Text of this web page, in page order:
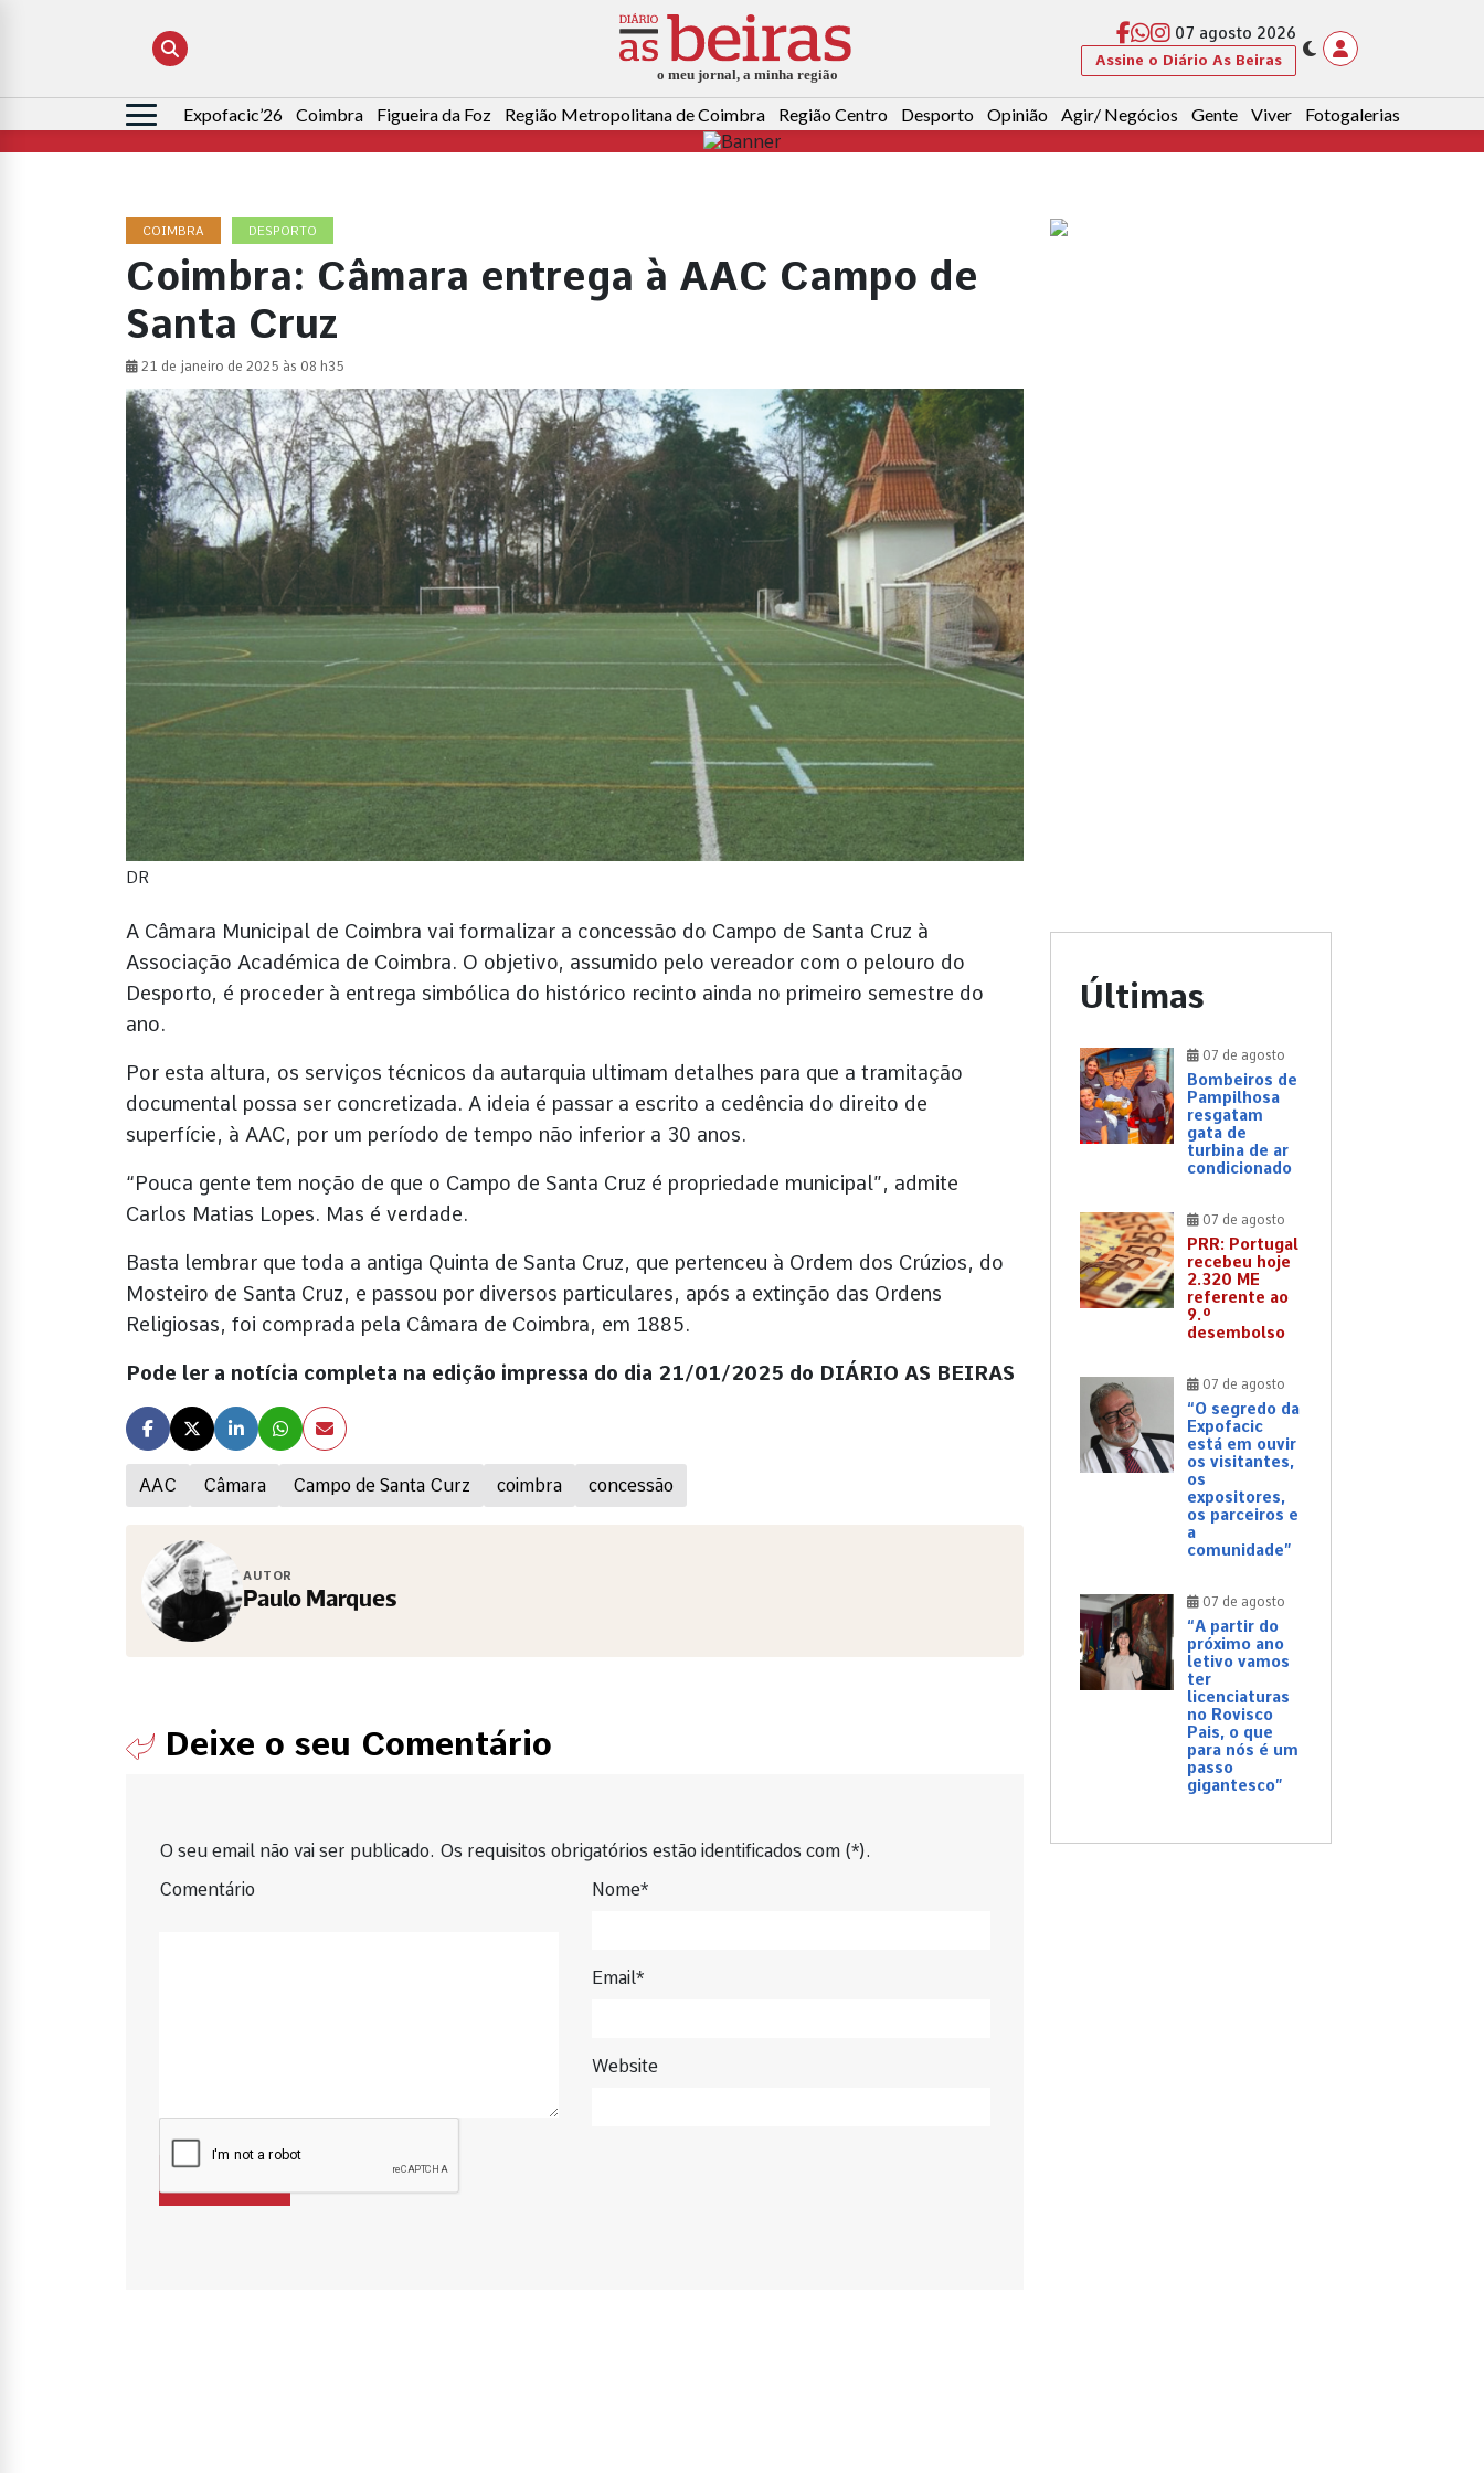
07 agosto 2026
Assine o Diário As Beiras
Pesquisar
por:
Expofacic’26 Coimbra Figueira da Foz Região Metropolitana de Coimbra Região Centro Desporto Opinião Agir/ Negócios Gente Viver Fotogalerias
COIMBRA DESPORTO
Coimbra: Câmara entrega à AAC Campo de
Santa Cruz
21 de janeiro de 2025 às 08 h35
DR
AAC Câmara Campo de Santa Curz coimbra concessão
AUTOR
Paulo Marques
A Câmara Municipal de Coimbra vai formalizar a concessão do Campo de Santa Cruz à
Associação Académica de Coimbra. O objetivo, assumido pelo vereador com o pelouro do
Desporto, é proceder à entrega simbólica do histórico recinto ainda no primeiro semestre do
ano.
Por esta altura, os serviços técnicos da autarquia ultimam detalhes para que a tramitação
documental possa ser concretizada. A ideia é passar a escrito a cedência do direito de
superfície, à AAC, por um período de tempo não inferior a 30 anos.
“Pouca gente tem noção de que o Campo de Santa Cruz é propriedade municipal”, admite
Carlos Matias Lopes. Mas é verdade.
Basta lembrar que toda a antiga Quinta de Santa Cruz, que pertenceu à Ordem dos Crúzios, do
Mosteiro de Santa Cruz, e passou por diversos particulares, após a extinção das Ordens
Religiosas, foi comprada pela Câmara de Coimbra, em 1885.
Pode ler a notícia completa na edição impressa do dia 21/01/2025 do DIÁRIO AS BEIRAS
Deixe o seu Comentário
O seu email não vai ser publicado. Os requisitos obrigatórios estão identificados com (*).
Comentário
Nome*
Email*
Website
Últimas
07 de agosto
Bombeiros de
Pampilhosa
resgatam
gata de
turbina de ar
condicionado
07 de agosto
PRR: Portugal
recebeu hoje
2.320 ME
referente ao
9.º
desembolso
07 de agosto
“O segredo da
Expofacic
está em ouvir
os visitantes,
os
expositores,
os parceiros e
a
comunidade”
07 de agosto
“A partir do
próximo ano
letivo vamos
ter
licenciaturas
no Rovisco
Pais, o que
para nós é um
passo
gigantesco”